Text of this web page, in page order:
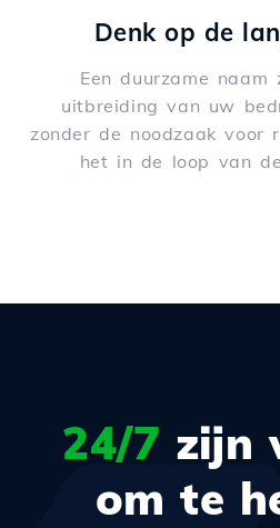
Denk op de
Een duurzame
uitbreiding van uw
zonder de noodzaak voor
het in de loop van
24/7 zijn
om te